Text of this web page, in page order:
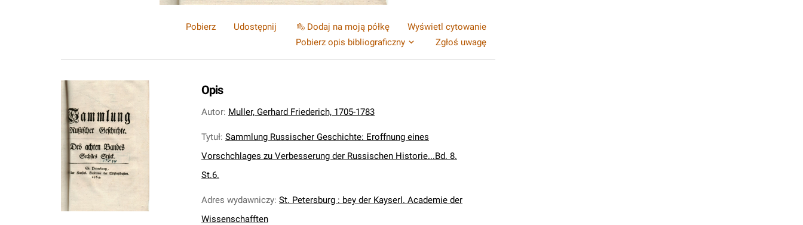
Pobierz Udostępnij Dodaj na moją półkę
Wyświetl cytowanie
Pobierz opis bibliograficzny
Zgłoś uwagę
Opis
Autor: Muller, Gerhard Friederich, 1705-1783
Tytuł: Sammlung Russischer Geschichte: Eroffnung eines
Vorschchlages zu Verbesserung der Russischen Historie...Bd. 8.
St.6.
Adres wydawniczy: St. Petersburg : bey der Kayserl. Academie der
Wissenschafften